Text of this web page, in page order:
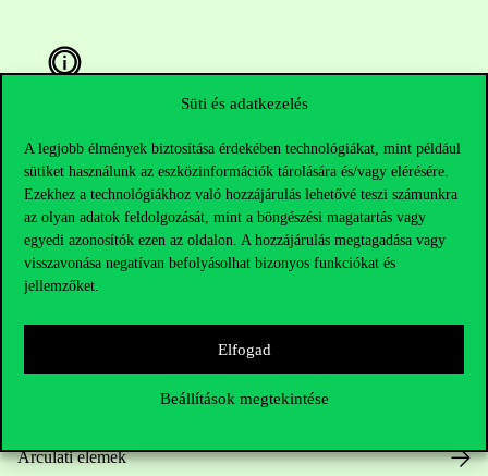
Süti és adatkezelés
A legjobb élmények biztosítása érdekében technológiákat, mint például
sütiket használunk az eszközinformációk tárolására és/vagy elérésére.
Ezekhez a technológiákhoz való hozzájárulás lehetővé teszi számunkra
az olyan adatok feldolgozását, mint a böngészési magatartás vagy
egyedi azonosítók ezen az oldalon. A hozzájárulás megtagadása vagy
visszavonása negatívan befolyásolhat bizonyos funkciókat és
jellemzőket.
Elfogad
Beállítások megtekintése
Hasznos linkek
Nyitvatartás
Házirend
Arculati elemek